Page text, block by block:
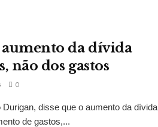
da dívida
não dos gastos
0
disse que o aumento da dívida
de gastos,...